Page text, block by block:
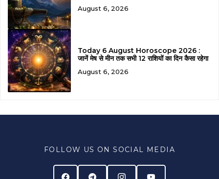
August 6, 2026
Today 6 August Horoscope 2026 :
जानें मेष से मीन तक सभी 12 राशियों का दिन कैसा रहेगा
August 6, 2026
FOLLOW US ON SOCIAL MEDIA